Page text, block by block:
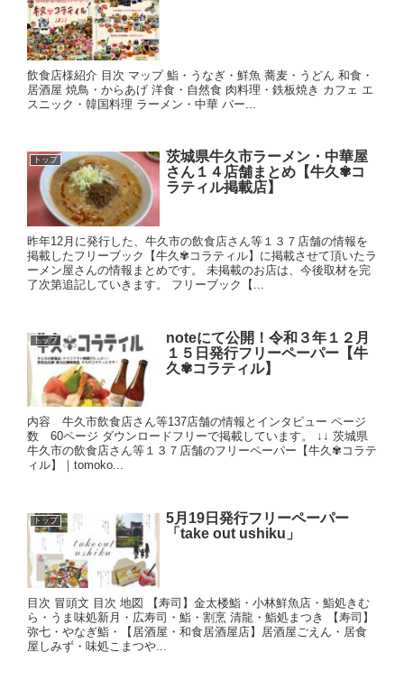
飲食店様紹介 目次 マップ 鮨・うなぎ・鮮魚 蕎麦・うどん 和食・
居酒屋 焼鳥・からあげ 洋食・自然食 肉料理・鉄板焼き カフェ エ
スニック・韓国料理 ラーメン・中華 バー...
トップ
茨城県牛久市ラーメン・中華屋
さん１４店舗まとめ【牛久✾コ
ラティル掲載店】
昨年12月に発行した、牛久市の飲食店さん等１３７店舗の情報を
掲載したフリーブック【牛久✾コラティル】に掲載させて頂いたラ
ーメン屋さんの情報まとめです。 未掲載のお店は、今後取材を完
了次第追記していきます。 フリーブック【...
トップ
noteにて公開！令和３年１２月
１５日発行フリーペーパー【牛
久✾コラティル】
内容 牛久市飲食店さん等137店舗の情報とインタビュー ページ
数 60ページ ダウンロードフリーで掲載しています。 ↓↓ 茨城県
牛久市の飲食店さん等１３７店舗のフリーペーパー【牛久✾コラテ
ィル】｜tomoko...
トップ
5月19日発行フリーペーパー
「take out ushiku」
目次 冒頭文 目次 地図 【寿司】金太楼鮨・小林鮮魚店・鮨処きむ
ら・うま味処新月・広寿司・鮨・割烹 清龍・鮨処まつき 【寿司】
弥七・やなぎ鮨・【居酒屋・和食居酒屋店】居酒屋ごえん・居食
屋しみず・味処こまつや...